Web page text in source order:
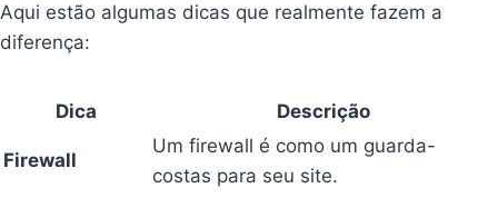
Aqui estão algumas dicas que realmente fazem a
diferença:
Dica Descrição
Firewall
Um firewall é como um guarda-
costas para seu site.